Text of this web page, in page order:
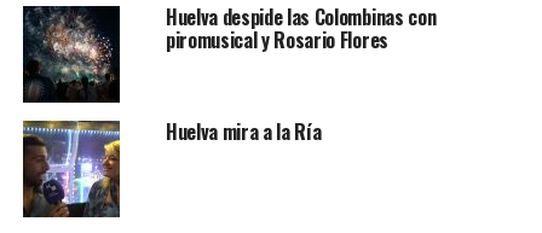
Huelva despide las Colombinas con
piromusical y Rosario Flores
Huelva mira a la Ría